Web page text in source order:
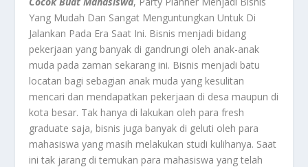
Yang Mudah Dan Sangat Menguntungkan Untuk Di
Jalankan Pada Era Saat Ini. Bisnis menjadi bidang
pekerjaan yang banyak di gandrungi oleh anak-anak
muda pada zaman sekarang ini. Bisnis menjadi batu
locatan bagi sebagian anak muda yang kesulitan
mencari dan mendapatkan pekerjaan di desa maupun di
kota besar. Tak hanya di lakukan oleh para fresh
graduate saja, bisnis juga banyak di geluti oleh para
mahasiswa yang masih melakukan studi kulihanya. Saat
ini tak jarang di temukan para mahasiswa yang telah